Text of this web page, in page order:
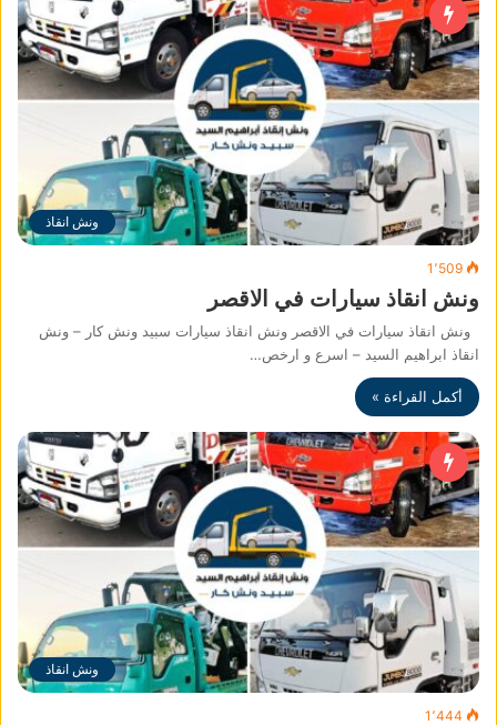
ونش انقاذ
1٬509
ونش انقاذ سيارات في الاقصر
ونش انقاذ سيارات في الاقصر ونش انقاذ سيارات سبيد ونش كار – ونش
انقاذ ابراهيم السيد – اسرع و ارخص…
أكمل القراءة »
ونش انقاذ
1٬444